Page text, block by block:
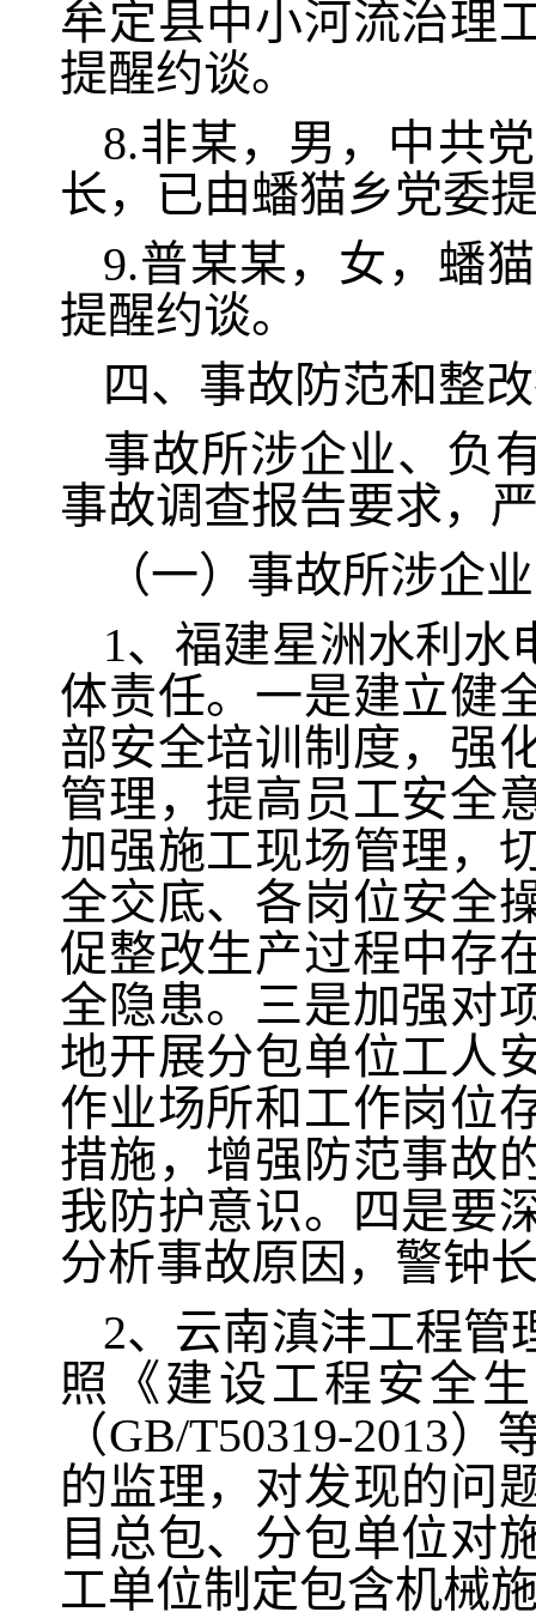
牟定县中小河流治理
提醒约谈。
8.非某，男，中共
长，已由蟠猫乡党委
9.普某某，女，蟠
提醒约谈。
四、事故防范和整
事故所涉企业、负
事故调查报告要求，
（一）事故所涉企业
1、福建星洲水利水
体责任。一是建立健
部安全培训制度，强
管理，提高员工安全
加强施工现场管理，
全交底、各岗位安全
促整改生产过程中存
全隐患。三是加强对
地开展分包单位工人
作业场所和工作岗位
措施，增强防范事故
我防护意识。四是要
分析事故原因，警钟
2、云南滇沣工程管
照《建设工程安全
（GB/T50319-2013
的监理，对发现的问
目总包、分包单位对
工单位制定包含机械